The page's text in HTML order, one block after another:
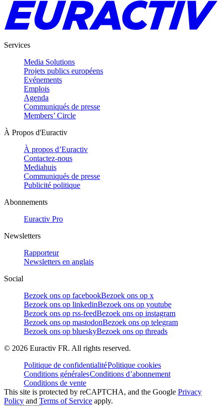
Services
Media Solutions
Projets publics européens
Evénements
Emplois
Agenda
Communiqués de presse
Members’ Circle
À Propos d'Euractiv
À propos d’Euractiv
Contactez-nous
Mediahuis
Communiqués de presse
Publicité politique
Abonnements
Euractiv Pro
Newsletters
Rapporteur
Newsletters en anglais
Social
Bezoek ons op facebookBezoek ons op x
Bezoek ons op linkedinBezoek ons op youtube
Bezoek ons op rss-feedBezoek ons op instagram
Bezoek ons op mastodonBezoek ons op telegram
Bezoek ons op blueskyBezoek ons op threads
© 2026 Euractiv FR. All rights reserved.
Politique de confidentialitéPolitique cookies
Conditions généralesConditions d’abonnement
Conditions de vente
This site is protected by reCAPTCHA, and the Google Privacy
Policy and Terms of Service apply.